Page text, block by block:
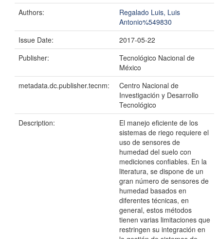
Authors:
Regalado Luis, Luis
Antonio%549830
Issue Date:
2017-05-22
Publisher:
Tecnológico Nacional de
México
metadata.dc.publisher.tecnm:
Centro Nacional de
Investigación y Desarrollo
Tecnológico
Description:
El manejo eficiente de los
sistemas de riego requiere el
uso de sensores de
humedad del suelo con
mediciones confiables. En la
literatura, se dispone de un
gran número de sensores de
humedad basados en
diferentes técnicas, en
general, estos métodos
tienen varias limitaciones que
restringen su integración en